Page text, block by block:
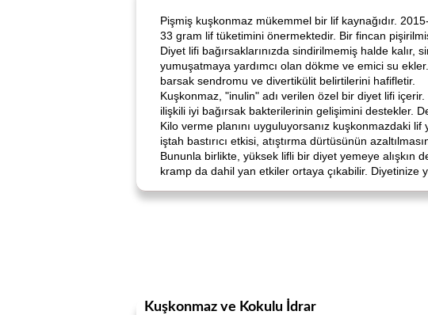
Pişmiş kuşkonmaz mükemmel bir lif kaynağıdır.
33 gram lif tüketimini önermektedir. Bir fincan
Diyet lifi bağırsaklarınızda sindirilmemiş halde
yumuşatmaya yardımcı olan dökme ve emici su
barsak sendromu ve divertikülit belirtilerini hafifletir.
Kuşkonmaz, "inulin" adı verilen özel bir diyet lifi
ilişkili iyi bağırsak bakterilerinin gelişimini destekler.
Kilo verme planını uyguluyorsanız kuşkonmazdaki
iştah bastırıcı etkisi, atıştırma dürtüsünün
Bununla birlikte, yüksek lifli bir diyet yemeye alışkın
kramp da dahil yan etkiler ortaya çıkabilir. Diyetinize
Kuşkonmaz ve Kokulu İdrar